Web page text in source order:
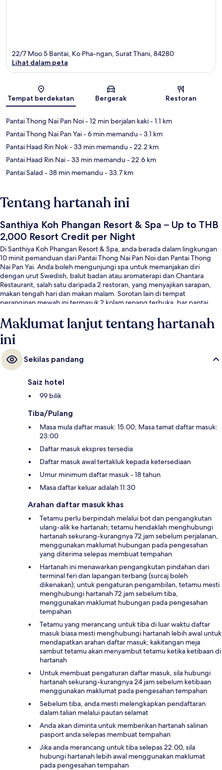
Peta
22/7 Moo 5 Bantai, Ko Pha-ngan, Surat Thani, 84280
Lihat dalam peta
Tempat berdekatan Bergerak Restoran
Pantai Thong Nai Pan Noi- 12 min berjalan kaki- 1.1 km
Pantai Thong Nai Pan Yai- 6 min memandu- 3.1 km
Pantai Haad Rin Nok- 33 min memandu- 22.2 km
Pantai Haad Rin Nai- 33 min memandu- 22.6 km
Pantai Salad - 38 min memandu- 33.7 km
Tentang hartanah ini
Santhiya Koh Phangan Resort & Spa – Up to THB
2,000 Resort Credit per Night
Di Santhiya Koh Phangan Resort & Spa, anda berada dalam lingkungan
10 minit pemanduan dari Pantai Thong Nai Pan Noi dan Pantai Thong
Nai Pan Yai. Anda boleh mengunjungi spa untuk memanjakan diri
dengan urut Swedish, balut badan atau aromaterapi dan Chantara
Restaurant, salah satu daripada 2 restoran, yang menyajikan sarapan,
makan tengah hari dan makan malam. Sorotan lain di tempat
peranginan mewah ini termasuk 2 kolam renang terbuka, bar pantai,
Maklumat lanjut tentang hartanah
ini
Sekilas pandang
Saiz hotel
99 bilik
Tiba/Pulang
Masa mula daftar masuk: 15:00; Masa tamat daftar masuk:
23:00
Daftar masuk ekspres tersedia
Daftar masuk awal tertakluk kepada ketersediaan
Umur minimum daftar masuk - 18 tahun
Masa daftar keluar adalah 11:30
Arahan daftar masuk khas
Tetamu perlu berpindah melalui bot dan pengangkutan
ulang-alik ke hartanah; tetamu hendaklah menghubungi
hartanah sekurang-kurangnya 72 jam sebelum perjalanan,
menggunakan maklumat hubungan pada pengesahan
yang diterima selepas membuat tempahan
Hartanah ini menawarkan pengangkutan pindahan dari
terminal feri dan lapangan terbang (surcaj boleh
dikenakan); untuk pengaturan pengambilan, tetamu mesti
menghubungi hartanah 72 jam sebelum tiba,
menggunakan maklumat hubungan pada pengesahan
tempahan
Tetamu yang merancang untuk tiba di luar waktu daftar
masuk biasa mesti menghubungi hartanah lebih awal untuk
mendapatkan arahan daftar masuk; kakitangan meja
sambut tetamu akan menyambut tetamu ketika ketibaan di
hartanah
Untuk membuat pengaturan daftar masuk, sila hubungi
hartanah sekurang-kurangnya 24 jam sebelum ketibaan
menggunakan maklumat pada pengesahan tempahan
Sebelum tiba, anda mesti melengkapkan pendaftaran
dalam talian melalui pautan selamat
Anda akan diminta untuk memberikan hartanah salinan
pasport anda selepas membuat tempahan
Jika anda merancang untuk tiba selepas 22:00, sila
hubungi hartanah lebih awal menggunakan maklumat
pada pengesahan tempahan